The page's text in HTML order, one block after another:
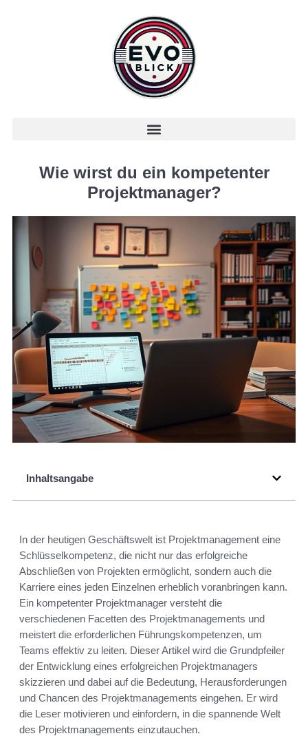
Wie wirst du ein kompetenter
Projektmanager?
Inhaltsangabe
In der heutigen Geschäftswelt ist Projektmanagement eine
Schlüsselkompetenz, die nicht nur das erfolgreiche
Abschließen von Projekten ermöglicht, sondern auch die
Karriere eines jeden Einzelnen erheblich voranbringen kann.
Ein kompetenter Projektmanager versteht die
verschiedenen Facetten des Projektmanagements und
meistert die erforderlichen Führungskompetenzen, um
Teams effektiv zu leiten. Dieser Artikel wird die Grundpfeiler
der Entwicklung eines erfolgreichen Projektmanagers
skizzieren und dabei auf die Bedeutung, Herausforderungen
und Chancen des Projektmanagements eingehen. Er wird
die Leser motivieren und einfordern, in die spannende Welt
des Projektmanagements einzutauchen.